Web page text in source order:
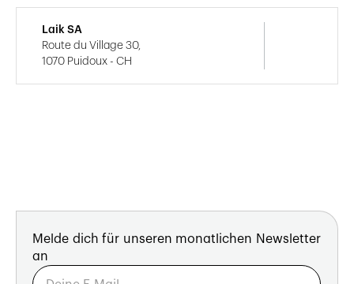
Laik SA
Route du Village 30,
1070 Puidoux - CH
Melde dich für unseren monatlichen Newsletter
an